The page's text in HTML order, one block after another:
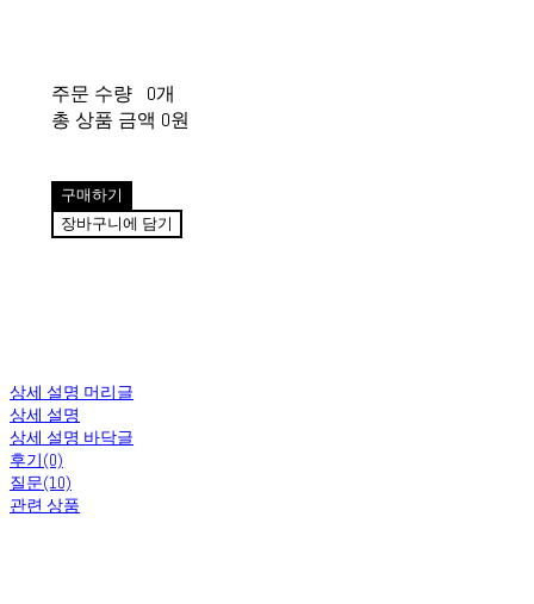
주문 수량
0개
총 상품 금액 0원
구매하기
장바구니에 담기
상세 설명 머리글
상세 설명
상세 설명 바닥글
후기(0)
질문(10)
관련 상품